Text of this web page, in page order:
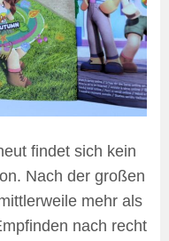
findet sich kein
Nach der großen
mehr als
nach recht